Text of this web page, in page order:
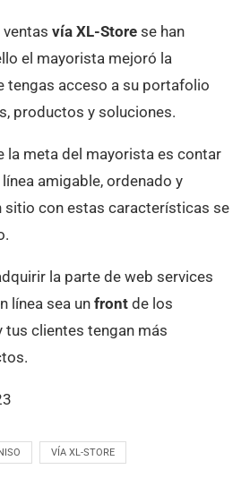
ventas vía XL-Store se han
el mayorista mejoró la
tengas acceso a su portafolio
productos y soluciones.
la meta del mayorista es contar
amigable, ordenado y
sitio con estas características se
la parte de web services
línea sea un front de los
tus clientes tengan más
VÍA XL-STORE